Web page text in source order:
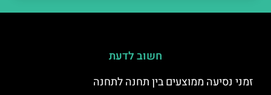
חשוב לדעת
זמני נסיעה ממוצעים בין תחנה לתחנה